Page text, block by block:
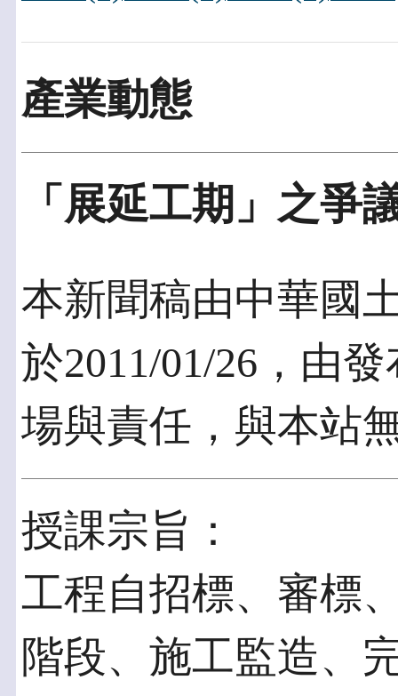
產業動態
「展延工期」之爭
本新聞稿由中華國
於2011/01/26，由
場與責任，與本站
授課宗旨：
工程自招標、審標
階段、施工監造、